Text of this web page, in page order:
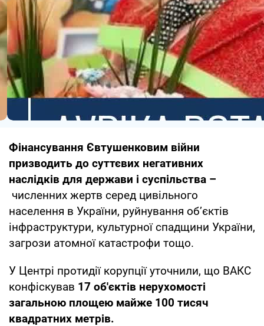
Фінансування Євтушенковим війни
призводить до суттєвих негативних
наслідків для держави і суспільства –
численних жертв серед цивільного
населення в України, руйнування об’єктів
інфраструктури, культурної спадщини України,
загрози атомної катастрофи тощо.
У Центрі протидії корупції уточнили, що ВАКС
конфіскував 17 об'єктів нерухомості
загальною площею майже 100 тисяч
квадратних метрів.